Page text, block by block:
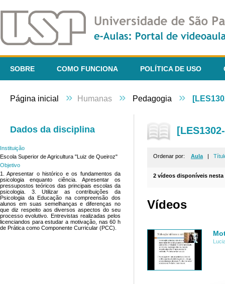
SOBRE COMO FUNCIONA POLÍTICA DE USO
Página inicial » Humanas » Pedagogia »
Dados da disciplina
Instituição
Escola Superior de Agricultura "Luiz de Queiroz"
Objetivo
1. Apresentar o histórico e os fundamentos da
psicologia enquanto ciência. Apresentar os
pressupostos teóricos das principais escolas da
psicologia. 3. Utilizar as contribuições da
Psicologia da Educação na compreensão dos
alunos em suas semelhanças e diferenças no
que diz respeito aos diversos aspectos do seu
processo evolutivo. Entrevistas realizadas pelos
licenciandos para estudar a motivação, nas 60 h
de Prática como Componente Curricular (PCC).
Ordenar por: Aula |
2 vídeos disponíveis
Vídeos